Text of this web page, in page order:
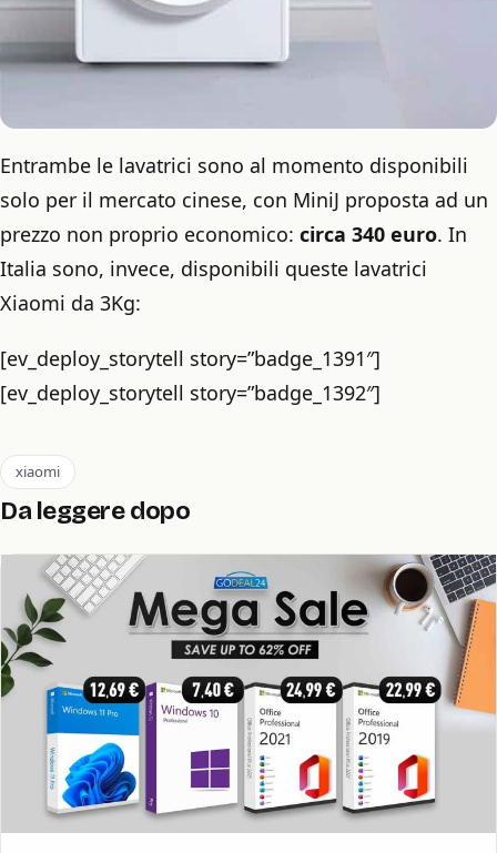
Entrambe le lavatrici sono al momento disponibili
solo per il mercato cinese, con MiniJ proposta ad un
prezzo non proprio economico: circa 340 euro. In
Italia sono, invece, disponibili queste lavatrici
Xiaomi da 3Kg:
[ev_deploy_storytell story=”badge_1391″]
[ev_deploy_storytell story=”badge_1392″]
xiaomi
Da leggere dopo